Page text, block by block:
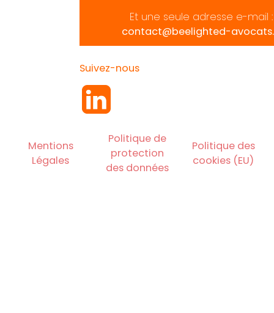
Et une seule adresse e-mail :
contact@beelighted-
Suivez-nous
Mentions
Légales
Politique de
protection
des données
Politique des
cookies (EU)